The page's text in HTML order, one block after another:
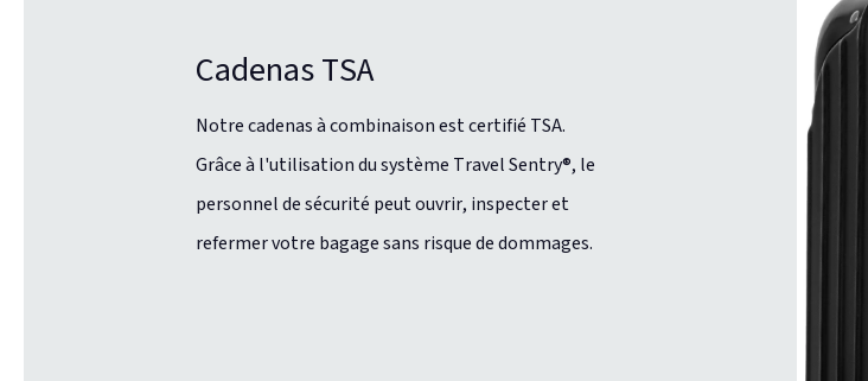
Cadenas TSA
Notre cadenas à combinaison est certifié TSA.
Grâce à l'utilisation du système Travel Sentry®, le
personnel de sécurité peut ouvrir, inspecter et
refermer votre bagage sans risque de dommages.